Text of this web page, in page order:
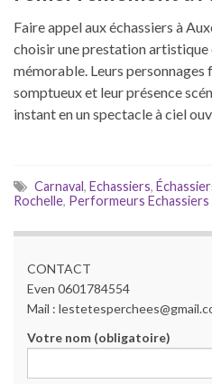
Faire appel aux échassiers à
choisir une prestation
mémorable. Leurs personnages
somptueux et leur présence
instant en un spectacle à ciel
Carnaval, Echassiers,
Rochelle, Performeurs Echassiers
CONTACT
Even 0601784554
Mail :
Votre nom (obligatoire)